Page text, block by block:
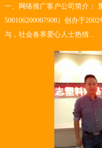
一、网络推广客户公司简介：
500106200007908）创办于
与，社会各界爱心人士热情...